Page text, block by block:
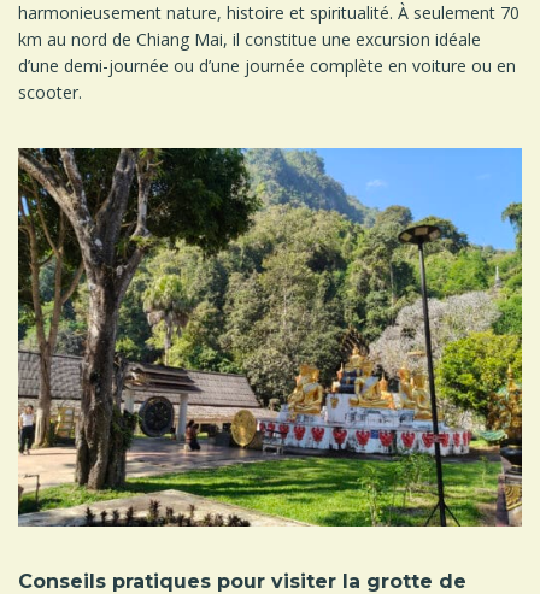
harmonieusement nature, histoire et spiritualité. À seulement 70
km au nord de Chiang Mai, il constitue une excursion idéale
d’une demi-journée ou d’une journée complète en voiture ou en
scooter.
Conseils pratiques pour visiter la grotte de